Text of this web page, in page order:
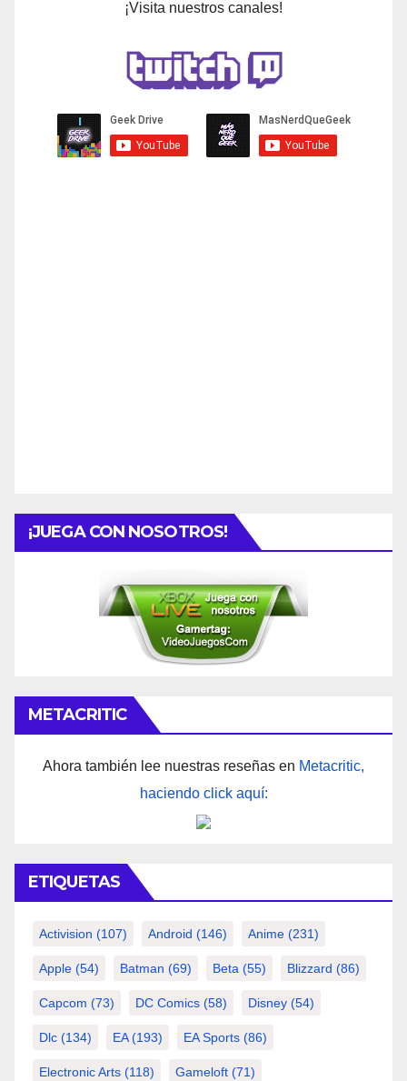
¡Visita nuestros canales!
¡JUEGA CON NOSOTROS!
METACRITIC
Ahora también lee nuestras reseñas en Metacritic,
haciendo click aquí:
ETIQUETAS
Activision (107) Android (146) Anime (231)
Apple (54) Batman (69) Beta (55) Blizzard (86)
Capcom (73) DC Comics (58) Disney (54)
Dlc (134) EA(193) EA Sports (86)
Electronic Arts (118) Gameloft (71)